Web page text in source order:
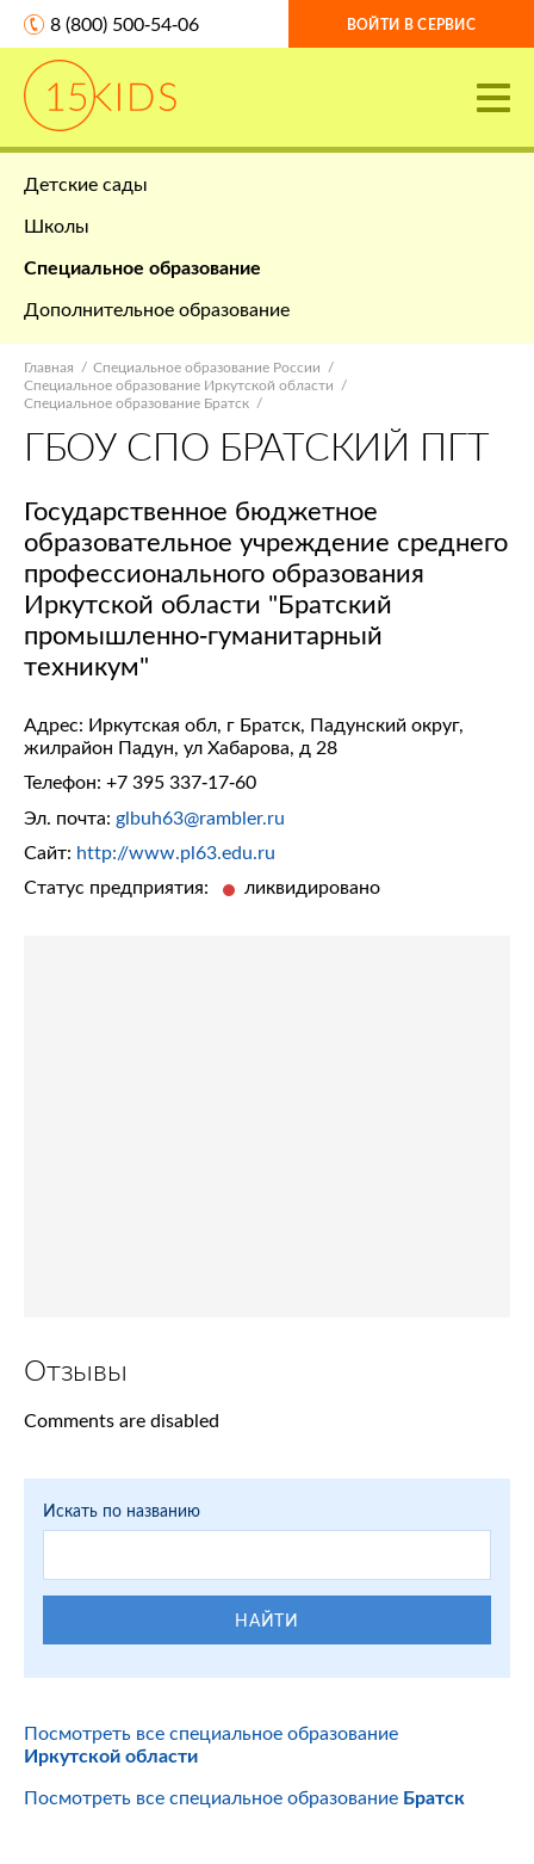
8 (800) 500-54-06 ВОЙТИ В СЕРВИС
Детские сады
Школы
Специальное образование
Дополнительное образование
Главная
Специальное образование России
Специальное образование Иркутской области
Специальное образование Братск
ГБОУ СПО БРАТСКИЙ ПГТ
Государственное бюджетное
образовательное учреждение среднего
профессионального образования
Иркутской области "Братский
промышленно-гуманитарный
техникум"
Адрес: Иркутская обл, г Братск, Падунский округ,
жилрайон Падун, ул Хабарова, д 28
Телефон: +7 395 337-17-60
Эл. почта: glbuh63@rambler.ru
Сайт: http://www.pl63.edu.ru
Статус предприятия:
ликвидировано
Отзывы
Comments are disabled
Искать по названию
НАЙТИ
Посмотреть все специальное образование
Иркутской области
Посмотреть все специальное образование Братск